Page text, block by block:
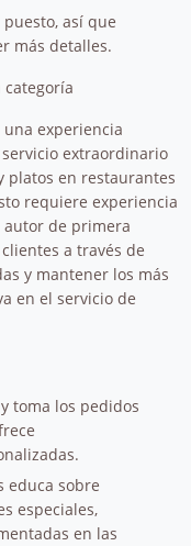
así que
más detalles.
experiencia
extraordinario
platos en restaurantes
requiere experiencia
autor de primera
a través de
y mantener los más
en el servicio de
toma los pedidos
educa sobre
especiales,
en las